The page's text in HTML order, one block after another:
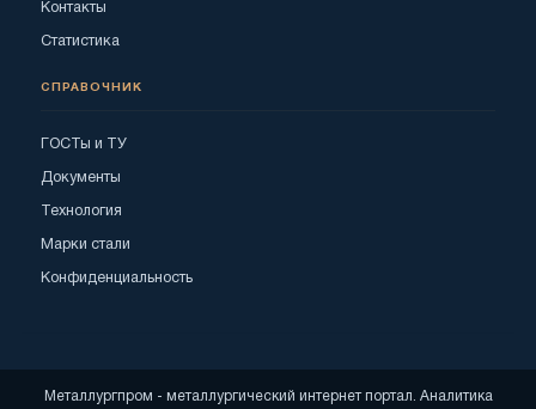
Контакты
Статистика
СПРАВОЧНИК
ГОСТы и ТУ
Документы
Технология
Марки стали
Конфиденциальность
Металлургпром - металлургический интернет портал. Аналитика